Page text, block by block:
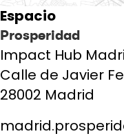
Espacio
Prosperidad
Impact Hub
Calle de Javier
28002 Madrid